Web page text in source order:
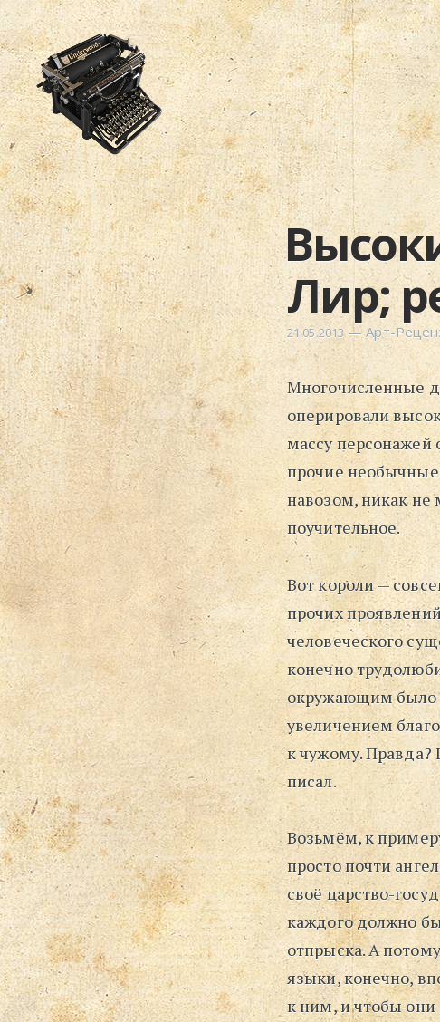
Лир;
21.05.2013 —Арт-
Многочисленные
оперировали
массу персонажей
прочие
навозом, никак не
поучительное.
Вот короли —
прочих
человеческого
конечно
окружающим было
увеличением
к чужому. Правда?
писал.
Возьмём, к
просто почти
своё царство-
каждого должно
отпрыска. А
языки, конечно,
к ним, и чтобы они